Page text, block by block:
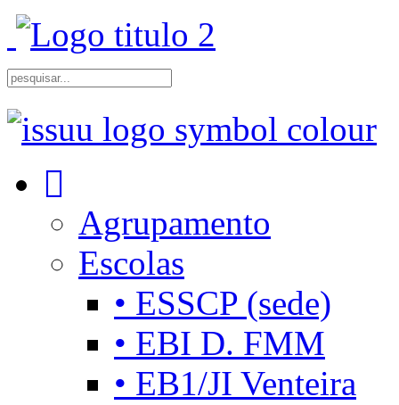
Agrupamento
Escolas
• ESSCP (sede)
• EBI D. FMM
• EB1/JI Venteira